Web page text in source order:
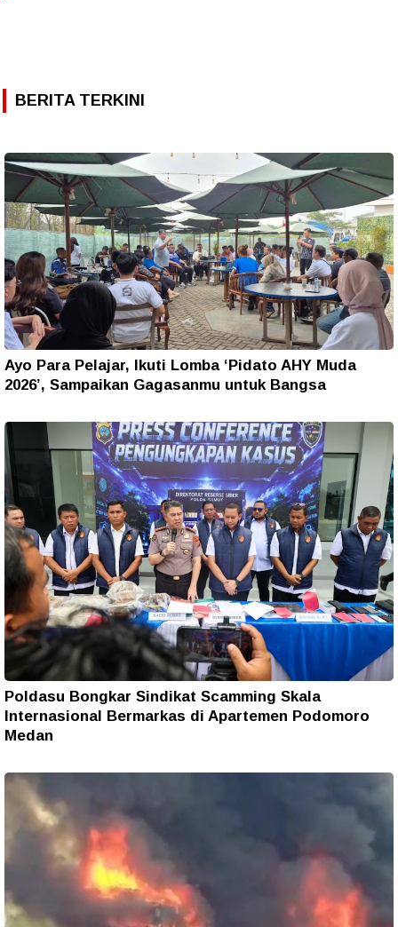
BERITA TERKINI
Ayo Para Pelajar, Ikuti Lomba ‘Pidato AHY Muda
2026’, Sampaikan Gagasanmu untuk Bangsa
Poldasu Bongkar Sindikat Scamming Skala
Internasional Bermarkas di Apartemen Podomoro
Medan